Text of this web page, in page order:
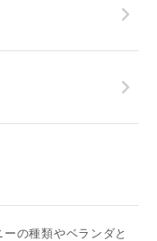
ーの種類やベランダと